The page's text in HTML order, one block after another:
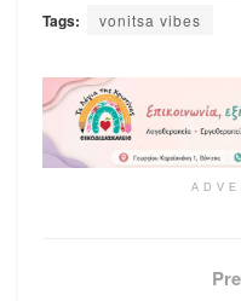
Tags: vonitsa vibes